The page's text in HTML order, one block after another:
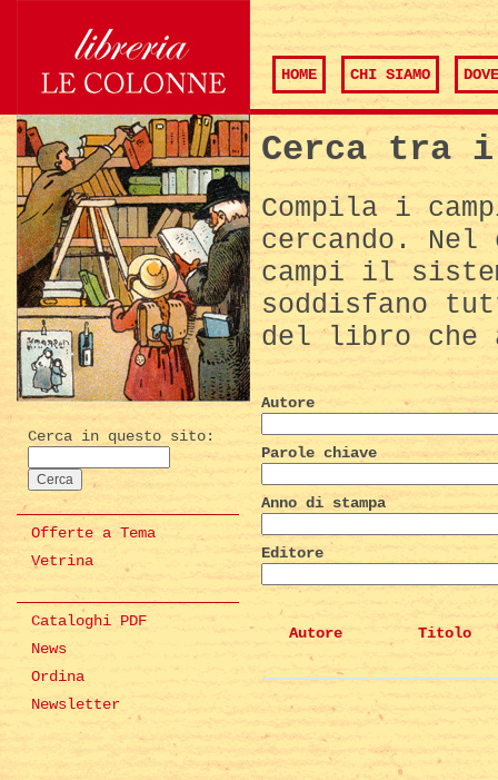
HOME CHI SIAMO
Cerca in questo sito:
Offerte a Tema
Vetrina
Cataloghi PDF
News
Ordina
Newsletter
Cerca tra
Compila i
cercando.
campi il
soddisfano
del libro che
Autore
Parole chiave
Anno di stampa
Editore
Autore Titolo